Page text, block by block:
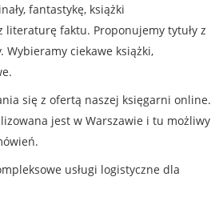
fantastykę, książki
literaturę faktu. Proponujemy tytuły z
Wybieramy ciekawe książki,
się z ofertą naszej księgarni online.
jest w Warszawie i tu możliwy
usługi logistyczne dla